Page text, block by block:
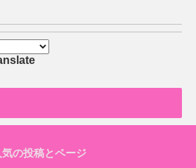
気の投稿とページ